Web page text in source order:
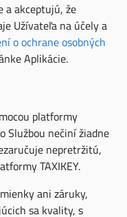
a akceptujú, že
Užívateľa na účely a
o ochrane osobných
Aplikácie.
platformy
Službou nečiní žiadne
nepretržitú,
TAXIKEY.
ani záruky,
sa kvality, s